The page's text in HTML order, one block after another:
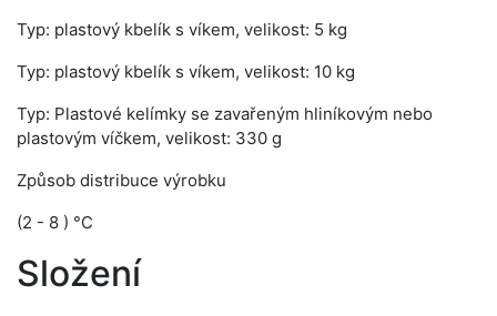
Typ: plastový kbelík s víkem, velikost: 5 kg
Typ: plastový kbelík s víkem, velikost: 10 kg
Typ: Plastové kelímky se zavařeným hliníkovým nebo
plastovým víčkem, velikost: 330 g
Způsob distribuce výrobku
(2 - 8 ) °C
Složení